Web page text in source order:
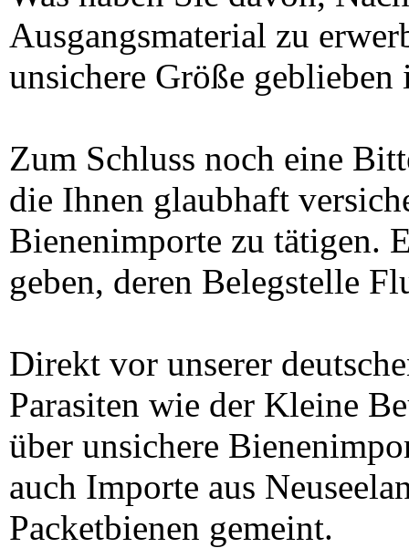
Ausgangsmaterial zu
unsichere Größe geblieben
Zum Schluss noch eine
die Ihnen glaubhaft
Bienenimporte zu tätigen.
geben, deren Belegstelle
Direkt vor unserer
Parasiten wie der Kleine
über unsichere
auch Importe aus
Packetbienen gemeint.